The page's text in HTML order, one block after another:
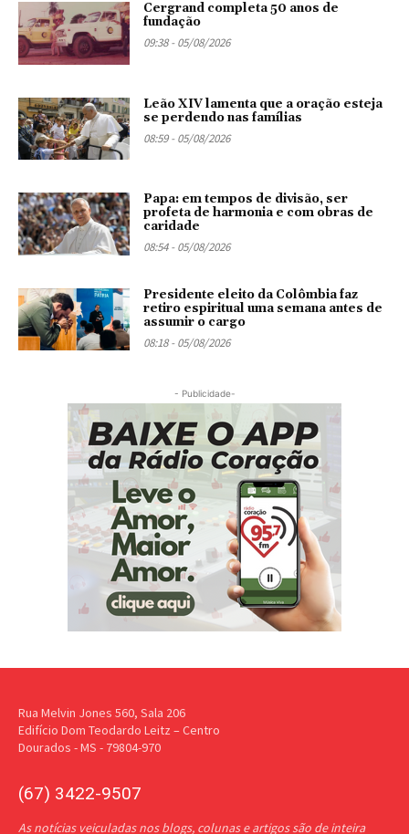
Cergrand completa 50 anos de
fundação
09:38 - 05/08/2026
Leão XIV lamenta que a oração esteja
se perdendo nas famílias
08:59 - 05/08/2026
Papa: em tempos de divisão, ser
profeta de harmonia e com obras de
caridade
08:54 - 05/08/2026
Presidente eleito da Colômbia faz
retiro espiritual uma semana antes de
assumir o cargo
08:18 - 05/08/2026
- Publicidade-
Rua Melvin Jones 560, Sala 206
Edifício Dom Teodardo Leitz – Centro
Dourados - MS - 79804-970
(67) 3422-9507
As notícias veiculadas nos blogs, colunas e artigos são de inteira